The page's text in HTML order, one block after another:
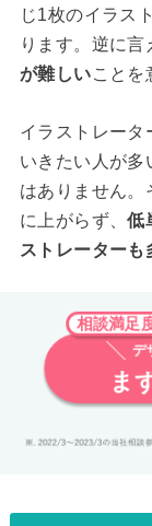
じ1枚のイラス
ります。逆に言
が難しいことを
イラストレータ
いきたい人が多
はありません。
に上がらず、低
ストレーターも
相談満足
デ
ま